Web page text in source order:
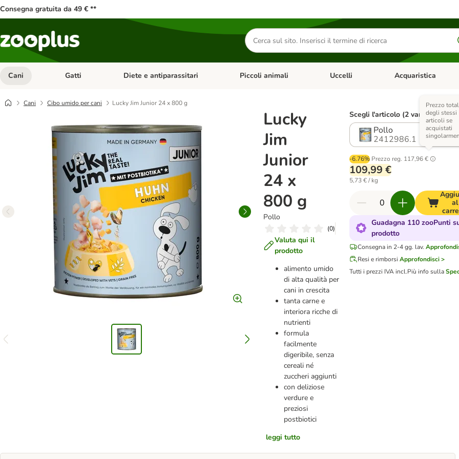
Consegna gratuita da 49 € **
Cerca
prodotti
Cani Apri Menu Categoria: Cani
Gatti Apri Menu Categoria: Gatti
Diete e antiparassitari Apri Menu Categoria: Diete e antiparassitari
Piccoli animali Apri Menu Categoria: Piccoli animali
Uccelli Apri Menu Categoria:
Acquaristica
Cani Cibo umido per cani Lucky Jim Junior 24 x 800 g
Lucky
Jim
Junior
24 x
800 g
Pollo
(0)
Valuta qui il
prodotto
alimento umido
di alta qualità per
cani in crescita
tanta carne e
interiora ricche di
nutrienti
formula
facilmente
digeribile, senza
cereali né
zuccheri aggiunti
con deliziose
verdure e
preziosi
postbiotici
leggi tutto
Scegli l'articolo (2 varianti)
Pollo
2412986.1
-6.76% Prezzo reg. 117,96 €
Prezzo
degli stessi
articoli se
acquistati
109,99 €
5,73 € / kg
al
Guadagna 110 zooPunti
prodotto
Consegna in 2-4 gg. lav.
Resi e rimborsi Approfondisci >
Tutti i prezzi IVA incl.Più info sulla